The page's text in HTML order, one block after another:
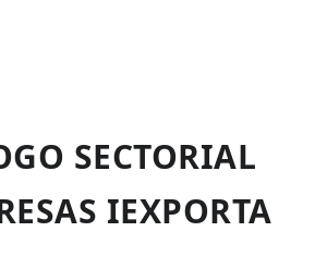
SECTORIAL
IEXPORTA